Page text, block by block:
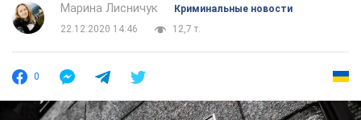
Марина Лисничук
Криминальные новости
22.12.2020 14:46
12,7 т.
0